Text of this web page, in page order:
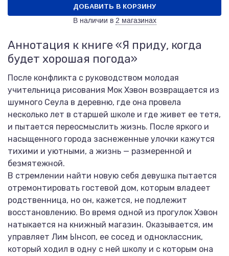
ДОБАВИТЬ В КОРЗИНУ
В наличии в 2 магазинах
Аннотация к книге «Я приду, когда
будет хорошая погода»
После конфликта с руководством молодая
учительница рисования Мок Хэвон возвращается из
шумного Сеула в деревню, где она провела
несколько лет в старшей школе и где живет ее тетя,
и пытается переосмыслить жизнь. После яркого и
насыщенного города заснеженные улочки кажутся
тихими и уютными, а жизнь — размеренной и
безмятежной.
В стремлении найти новую себя девушка пытается
отремонтировать гостевой дом, которым владеет
родственница, но он, кажется, не подлежит
восстановлению. Во время одной из прогулок Хэвон
натыкается на книжный магазин. Оказывается, им
управляет Лим Ынсоп, ее сосед и одноклассник,
который ходил в одну с ней школу и с которым она